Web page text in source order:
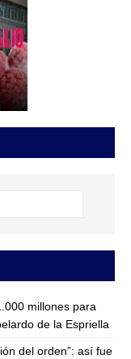
millones para
de la Espriella
del orden”: así fue